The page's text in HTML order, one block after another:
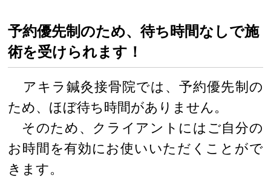
予約優先制のため、待ち時間なしで施
術を受けられます！
アキラ鍼灸接骨院では、予約優先制の
ため、ほぼ待ち時間がありません。
そのため、クライアントにはご自分の
お時間を有効にお使いいただくことがで
きます。